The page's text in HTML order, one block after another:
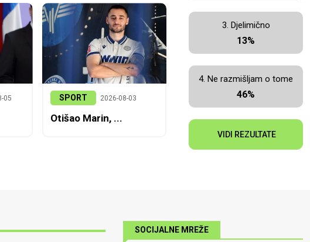
05 SPORT 2026-08-03
Otišao Marin, ...
3. Djelimično
13%
4. Ne razmišljam o tome
46%
VIDI REZULTATE
SOCIJALNE MREŽE